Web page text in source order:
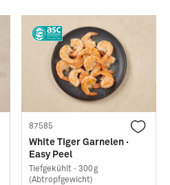
87585
White Tiger Garnelen ·
Easy Peel
Tiefgekühlt · 300g
(Abtropfgewicht)